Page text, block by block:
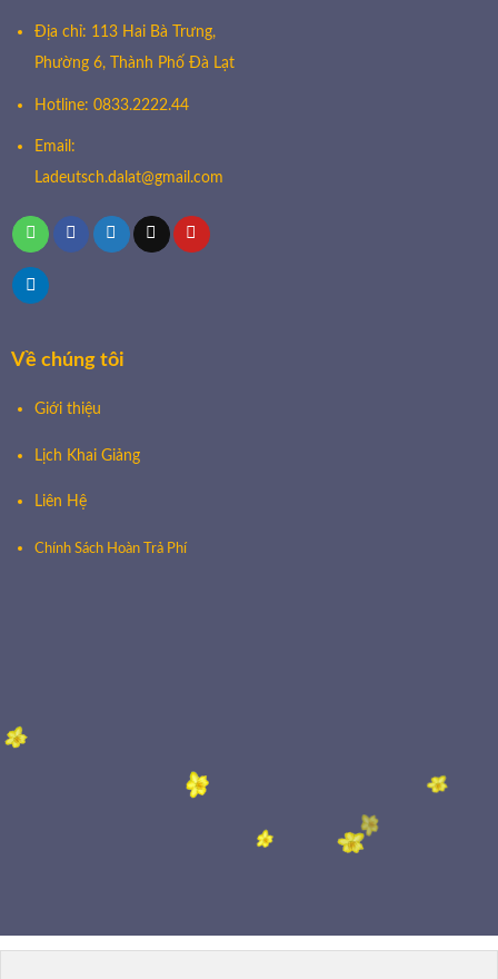
Địa chỉ: 113 Hai Bà Trưng,
Phường 6, Thành Phố Đà Lạt
Hotline: 0833.2222.44
Email:
Ladeutsch.dalat@gmail.com
Về chúng tôi
Giới thiệu
Lịch Khai Giảng
Liên Hệ
Chính Sách Hoàn Trả Phí